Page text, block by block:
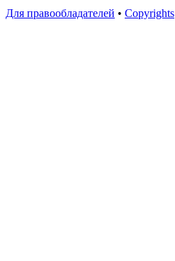
Для правообладателей • Copyrights